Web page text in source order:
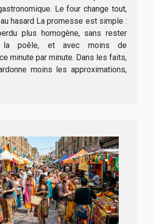
Le four change tout,
hasard La promesse est simple :
plus homogène, sans rester
poêle, et avec moins de
minute par minute. Dans les faits,
moins les approximations,